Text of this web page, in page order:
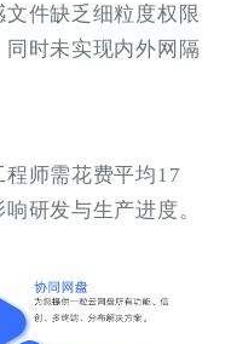
件缺乏细粒度权限
时未实现内外网隔
师需花费平均17
研发与生产进度。